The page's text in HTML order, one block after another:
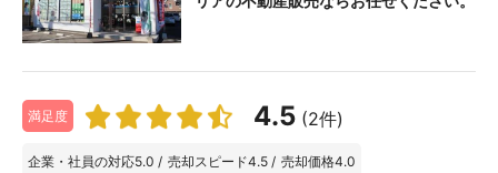
満足度 4.5 (2件)
企業・社員の対応5.0 / 売却スピード4.5 / 売却価格4.0